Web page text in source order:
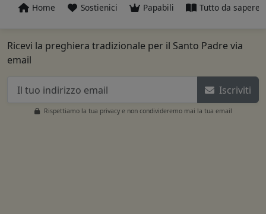
Home Sostienici Papabili Tutto da sapere
Ricevi la preghiera tradizionale per il Santo Padre via
email
Iscriviti
Rispettiamo la tua privacy e non condivideremo mai la tua email